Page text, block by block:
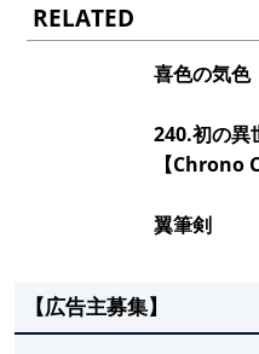
RELATED
喜色の気色
240.初の異
【Chrono
翼筆剣
【広告主募集】